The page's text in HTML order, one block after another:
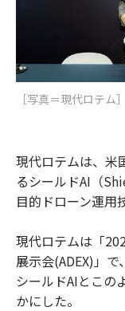
［写真＝現代ロテム］
現代ロテムは、米
るシールドAI（
目的ドローン運用
現代ロテムは「
展示会(ADEX)」
シールドAIとこの
かにした。